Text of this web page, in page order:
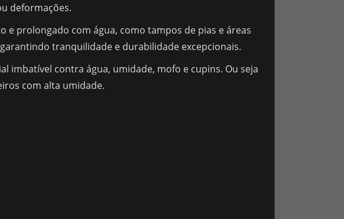
deformações.
e prolongado com água, como tampos de pias e áreas
tranquilidade e durabilidade excepcionais.
imbatível contra água, umidade, mofo e cupins. Ou seja
com alta umidade.